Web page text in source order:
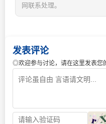
网联系处理。
发表评论
◎欢迎参与讨论，请在这里发表您